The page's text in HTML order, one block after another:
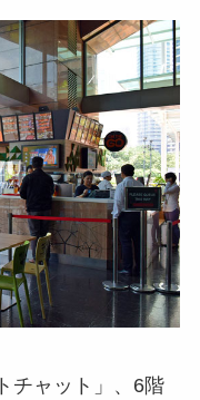
チャット」、6階